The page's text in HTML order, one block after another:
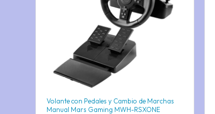
Volante con Pedales y Cambio de Marchas
Manual Mars Gaming MWH-RSXONE